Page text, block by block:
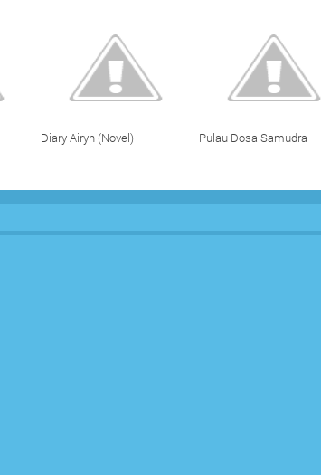
Diary Airyn (Novel) Pulau Dosa Samudra